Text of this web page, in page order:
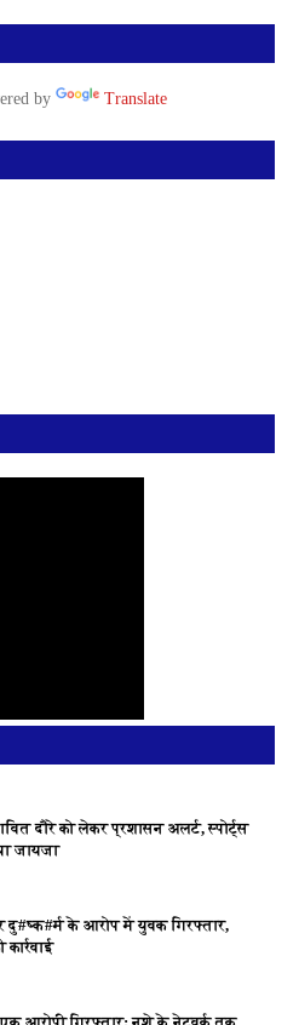
by Translate
दौरे को लेकर प्रशासन अलर्ट, स्पोर्ट्स
जायजा
दु#ष्क#र्म के आरोप में युवक गिरफ्तार,